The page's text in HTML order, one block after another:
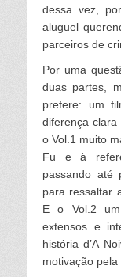
dessa vez,
aluguel
parceiros de
Por uma
duas partes,
prefere: um
diferença
o Vol.1 muito
Fu e à
passando até
para ressaltar
E o Vol.2 um
extensos e
história d’A
motivação pela